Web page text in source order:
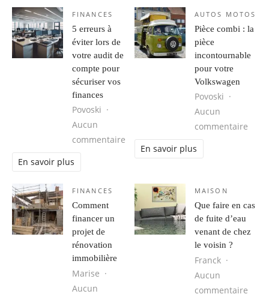
FINANCES
5 erreurs à
éviter lors de
votre audit de
compte pour
sécuriser vos
finances
Povoski
Aucun
commentaire
En savoir plus
AUTOS MOTOS
Pièce combi : la
pièce
incontournable
pour votre
Volkswagen
Povoski
Aucun
commentaire
En savoir plus
FINANCES
Comment
financer un
projet de
rénovation
immobilière
Marise
Aucun
MAISON
Que faire en cas
de fuite d’eau
venant de chez
le voisin ?
Franck
Aucun
commentaire